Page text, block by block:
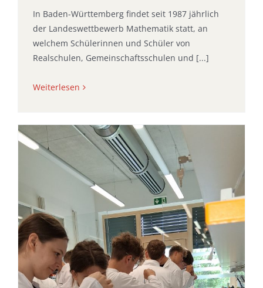
In Baden-Württemberg findet seit 1987 jährlich
der Landeswettbewerb Mathematik statt, an
welchem Schülerinnen und Schüler von
Realschulen, Gemeinschaftsschulen und [...]
Weiterlesen